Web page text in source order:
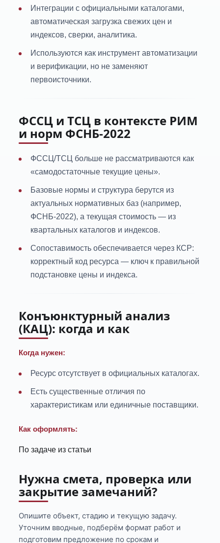
Интеграции с официальными каталогами,
автоматическая загрузка свежих цен и
индексов, сверки, аналитика.
Используются как инструмент автоматизации
и верификации, но не заменяют
первоисточники.
ФССЦ и ТСЦ в контексте РИМ
и норм ФСНБ-2022
ФССЦ/ТСЦ больше не рассматриваются как
«самодостаточные текущие цены».
Базовые нормы и структура берутся из
актуальных нормативных баз (например,
ФСНБ-2022), а текущая стоимость — из
квартальных каталогов и индексов.
Сопоставимость обеспечивается через КСР:
корректный код ресурса — ключ к правильной
подстановке цены и индекса.
Конъюнктурный анализ
(КАЦ): когда и как
Когда нужен:
Ресурс отсутствует в официальных каталогах.
Есть существенные отличия по
характеристикам или единичные поставщики.
Как оформлять:
По задаче из статьи
Нужна смета, проверка или
закрытие замечаний?
Опишите объект, стадию и текущую задачу.
Уточним вводные, подберём формат работ и
подготовим предложение по срокам и